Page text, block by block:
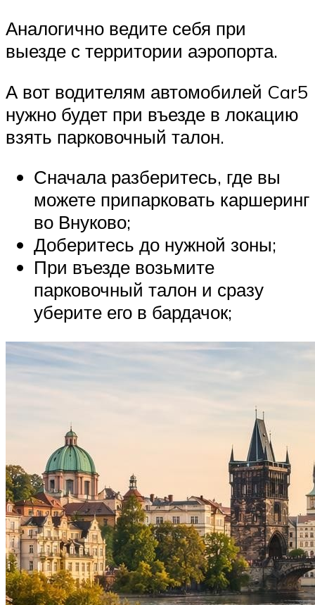
Аналогично ведите себя при
выезде с территории аэропорта.
А вот водителям автомобилей Car5
нужно будет при въезде в локацию
взять парковочный талон.
Сначала разберитесь, где вы
можете припарковать каршеринг
во Внуково;
Доберитесь до нужной зоны;
При въезде возьмите
парковочный талон и сразу
уберите его в бардачок;